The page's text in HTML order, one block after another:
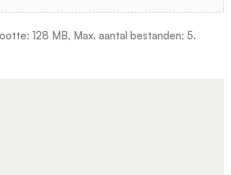
128 MB, Max. aantal bestanden: 5.